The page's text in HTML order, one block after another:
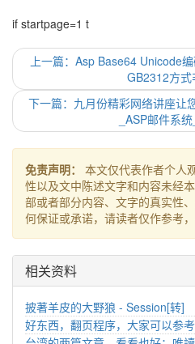
if startpage=1 t
上一篇：Asp Base64 Unicode
GB2312方
下一篇：九月份精彩网络讲座让
_ASP邮件系
免责声明：
本文仅代表作者个人
性以及文中陈述文字和内容未经
部或者部分内容、文字的真实性
何保证或承诺，请读者仅作参考
相关资料
披著羊皮的大野狼 - Session[转]
好东西，翻页程序，大家可以参考